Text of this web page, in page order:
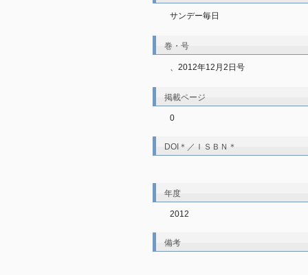
サンデー毎日
巻・号
、2012年12月2日号
掲載ページ
0
DOI＊／ＩＳＢＮ＊
年度
2012
備考